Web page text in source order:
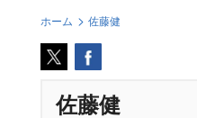
ホーム 佐藤健
佐藤健